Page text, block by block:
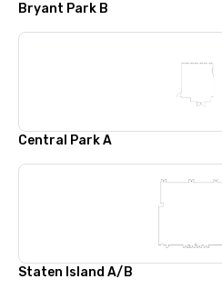
Bryant Park B
Central Park A
Staten Island A/B